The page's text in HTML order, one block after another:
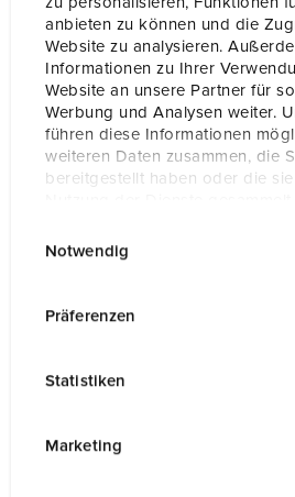
anbieten zu können und die
Website zu analysieren.
Informationen zu Ihrer
Website an unsere Partner für
Werbung und Analysen weiter.
führen diese Informationen
weiteren Daten zusammen, die
bereitgestellt haben oder die sie
Notwendig
Präferenzen
Statistiken
Marketing
Connection technology
Contact
Protection type IP67
Certifications